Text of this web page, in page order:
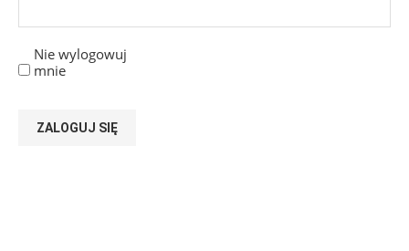
Nie wylogowuj
mnie
ZALOGUJ SIĘ